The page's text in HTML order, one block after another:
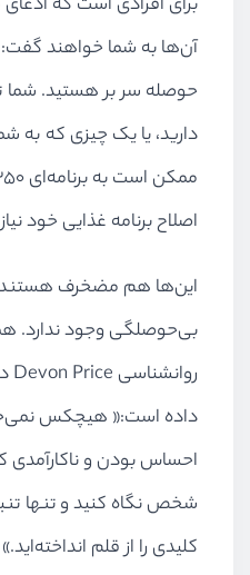
آن‌ها به شما خواهند
حوصله سر بر هستید. شما
دارید، یا یک چیزی که به
اصلاح برنامه غذایی خود
این‌ها هم مضخرف هستند.
بی‌حوصلگی وجود ندارد.
داده است:« هیچکس
احساس بودن و ناکارآمدی
شخص نگاه کنید و تنها
کلیدی را از قلم